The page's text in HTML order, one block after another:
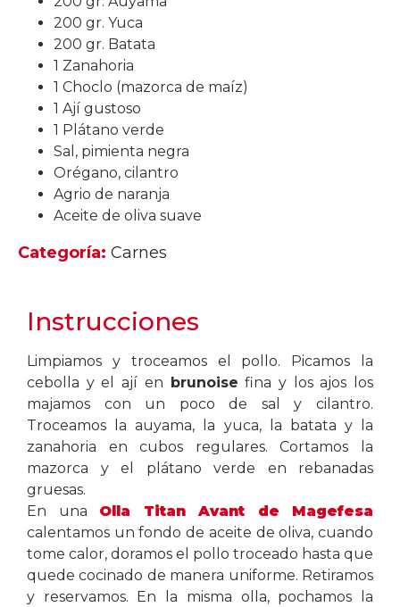
200 gr. Yuca
200 gr. Batata
1 Zanahoria
1 Choclo (mazorca de maíz)
1 Ají gustoso
1 Plátano verde
Sal, pimienta negra
Orégano, cilantro
Agrio de naranja
Aceite de oliva suave
Categoría: Carnes
Instrucciones
Limpiamos y troceamos el pollo. Picamos la
cebolla y el ají en brunoise fina y los ajos los
majamos con un poco de sal y cilantro.
Troceamos la auyama, la yuca, la batata y la
zanahoria en cubos regulares. Cortamos la
mazorca y el plátano verde en rebanadas
gruesas.
En una Olla Titan Avant de Magefesa
calentamos un fondo de aceite de oliva, cuando
tome calor, doramos el pollo troceado hasta que
quede cocinado de manera uniforme. Retiramos
y reservamos. En la misma olla, pochamos la